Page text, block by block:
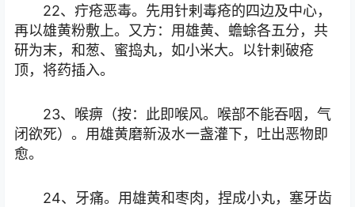
22、疔疮恶毒。先用针剌毒疮的四边及中心，
再以雄黄粉敷上。又方：用雄黄、蟾蜍各五分，共
研为末，和葱、蜜捣丸，如小米大。以针剌破疮
顶，将药插入。
23、喉痹（按：此即喉风。喉部不能吞咽，气
闭欲死）。用雄黄磨新汲水一盏灌下，吐出恶物即
愈。
24、牙痛。用雄黄和枣肉，捏成小丸，塞牙齿